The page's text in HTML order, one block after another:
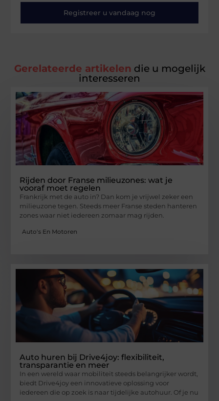
Registreer u vandaag nog
Gerelateerde artikelen die u mogelijk
interesseren
Rijden door Franse milieuzones: wat je
vooraf moet regelen
Frankrijk met de auto in? Dan kom je vrijwel zeker een
milieuzone tegen. Steeds meer Franse steden hanteren
zones waar niet iedereen zomaar mag rijden.
Auto's En Motoren
Auto huren bij Drive4joy: flexibiliteit,
transparantie en meer
In een wereld waar mobiliteit steeds belangrijker wordt,
biedt Drive4joy een innovatieve oplossing voor
iedereen die op zoek is naar tijdelijke autohuur. Of je nu